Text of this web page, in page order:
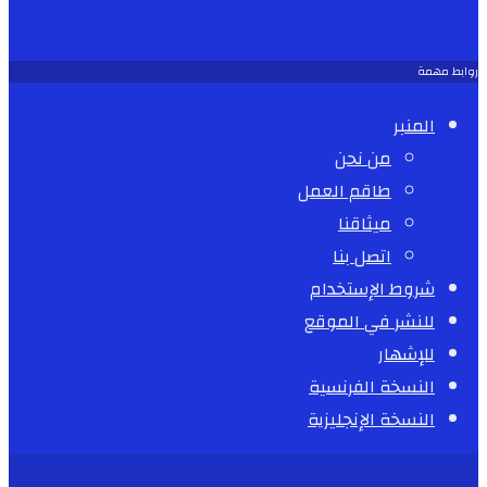
روابط مهمة
المنبر
من نحن
طاقم العمل
ميثاقنا
اتصل بنا
شروط الإستخدام
للنشر في الموقع
للإشهار
النسخة الفرنسية
النسخة الإنجليزية